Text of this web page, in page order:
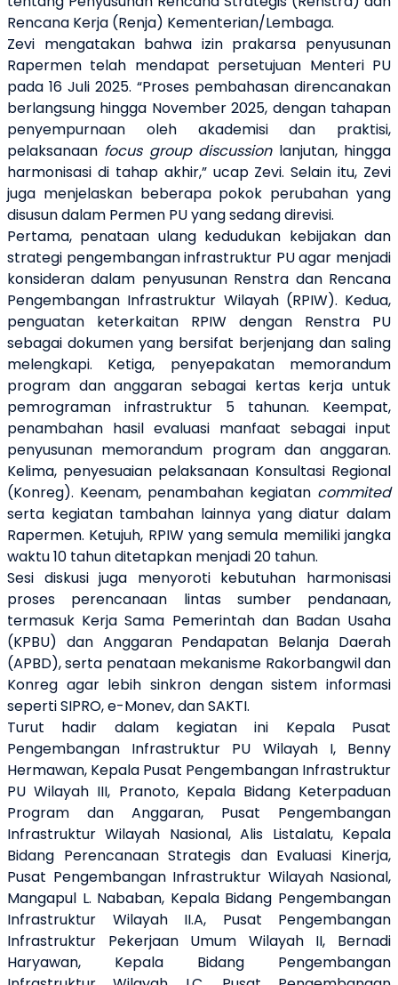
Rencana Kerja (Renja) Kementerian/Lembaga.
Zevi mengatakan bahwa izin prakarsa penyusunan
Rapermen telah mendapat persetujuan Menteri PU
pada 16 Juli 2025. “Proses pembahasan direncanakan
berlangsung hingga November 2025, dengan tahapan
penyempurnaan oleh akademisi dan praktisi,
pelaksanaan focus group discussionlanjutan, hingga
harmonisasi di tahap akhir,” ucap Zevi. Selain itu, Zevi
juga menjelaskan beberapa pokok perubahan yang
disusun dalam Permen PU yang sedang direvisi.
Pertama, penataan ulang kedudukan kebijakan dan
strategi pengembangan infrastruktur PU agar menjadi
konsideran dalam penyusunan Renstra dan Rencana
Pengembangan Infrastruktur Wilayah (RPIW). Kedua,
penguatan keterkaitan RPIW dengan Renstra PU
sebagai dokumen yang bersifat berjenjang dan saling
melengkapi. Ketiga, penyepakatan memorandum
program dan anggaran sebagai kertas kerja untuk
pemrograman infrastruktur 5 tahunan. Keempat,
penambahan hasil evaluasi manfaat sebagai input
penyusunan memorandum program dan anggaran.
Kelima, penyesuaian pelaksanaan Konsultasi Regional
(Konreg). Keenam, penambahan kegiatan commited
serta kegiatan tambahan lainnya yang diatur dalam
Rapermen. Ketujuh, RPIW yang semula memiliki jangka
waktu 10 tahun ditetapkan menjadi 20 tahun.
Sesi diskusi juga menyoroti kebutuhan harmonisasi
proses perencanaan lintas sumber pendanaan,
termasuk Kerja Sama Pemerintah dan Badan Usaha
(KPBU) dan Anggaran Pendapatan Belanja Daerah
(APBD), serta penataan mekanisme Rakorbangwil dan
Konreg agar lebih sinkron dengan sistem informasi
seperti SIPRO, e-Monev, dan SAKTI.
Turut hadir dalam kegiatan ini Kepala Pusat
Pengembangan Infrastruktur PU Wilayah I, Benny
Hermawan, Kepala Pusat Pengembangan Infrastruktur
PU Wilayah III, Pranoto, Kepala Bidang Keterpaduan
Program dan Anggaran, Pusat Pengembangan
Infrastruktur Wilayah Nasional, Alis Listalatu, Kepala
Bidang Perencanaan Strategis dan Evaluasi Kinerja,
Pusat Pengembangan Infrastruktur Wilayah Nasional,
Mangapul L. Nababan, Kepala Bidang Pengembangan
Infrastruktur Wilayah II.A, Pusat Pengembangan
Infrastruktur Pekerjaan Umum Wilayah II, Bernadi
Haryawan, Kepala Bidang Pengembangan